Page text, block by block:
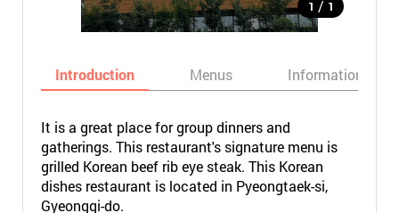
1 / 1
Introduction Menus Informations
It is a great place for group dinners and
gatherings. This restaurant's signature menu is
grilled Korean beef rib eye steak. This Korean
dishes restaurant is located in Pyeongtaek-si,
Gyeonggi-do.